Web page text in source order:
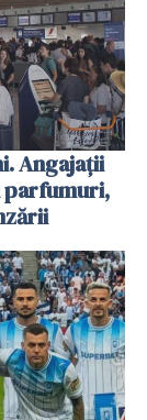
Angajații
parfumuri,